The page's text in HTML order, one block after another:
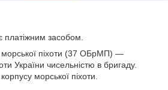
засобом.
піхоти (37 ОБрМП) —
України чисельністю в бригаду.
морської піхоти.